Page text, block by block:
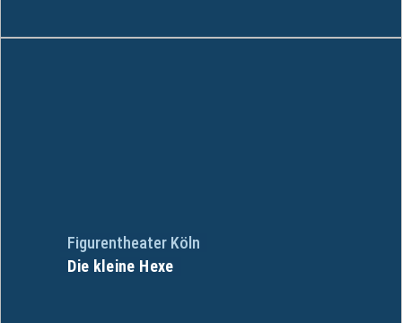
Figurentheater Köln
Die kleine Hexe